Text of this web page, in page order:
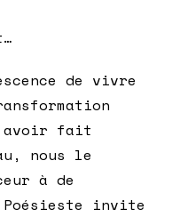
de vivre
avoir fait
nous le
à de
invite